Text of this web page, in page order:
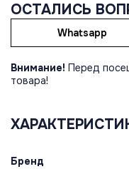
ОСТАЛИСЬ
Whatsapp
Внимание! Перед
товара!
Бренд